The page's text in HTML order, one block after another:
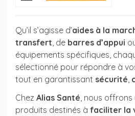
Qu’il s’agisse d’aides à la
transfert , de barres d’appui
équipements spécifiques,
sélectionné pour répondre à
tout en garantissant sécurité
Chez Alias Santé, nous
produits destinés à faciliter la